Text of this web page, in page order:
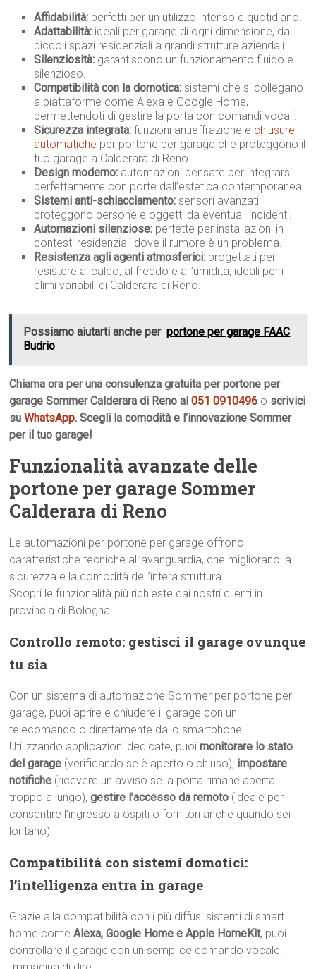
Affidabilità: perfetti per un utilizzo intenso e quotidiano.
Adattabilità: ideali per garage di ogni dimensione, da
piccoli spazi residenziali a grandi strutture aziendali.
Silenziosità: garantiscono un funzionamento fluido e
silenzioso.
Compatibilità con la domotica: sistemi che si collegano
a piattaforme come Alexa e Google Home,
permettendoti di gestire la porta con comandi vocali.
Sicurezza integrata: funzioni antieffrazione e chiusure
automatiche per portone per garage che proteggono il
tuo garage a Calderara di Reno.
Design moderno: automazioni pensate per integrarsi
perfettamente con porte dall’estetica contemporanea.
Sistemi anti-schiacciamento: sensori avanzati
proteggono persone e oggetti da eventuali incidenti.
Automazioni silenziose: perfette per installazioni in
contesti residenziali dove il rumore è un problema.
Resistenza agli agenti atmosferici: progettati per
resistere al caldo, al freddo e all’umidità, ideali per i
climi variabili di Calderara di Reno.
Possiamo aiutarti anche per portone per garage FAAC
Budrio
Chiama ora per una consulenza gratuita per portone per
garage Sommer Calderara di Reno al051 0910496 o scrivici
suWhatsApp. Scegli la comodità e l’innovazione Sommer
per il tuo garage!
Funzionalità avanzate delle
portone per garage Sommer
Calderara di Reno
Le automazioni per portone per garage offrono
caratteristiche tecniche all’avanguardia, che migliorano la
sicurezza e la comodità dell’intera struttura.
Scopri le funzionalità più richieste dai nostri clienti in
provincia di Bologna.
Controllo remoto: gestisci il garage ovunque
tu sia
Con un sistema di automazione Sommer per portone per
garage, puoi aprire e chiudere il garage con un
telecomando o direttamente dallo smartphone.
Utilizzando applicazioni dedicate, puoimonitorare lo stato
del garage (verificando se è aperto o chiuso), impostare
notifiche (ricevere un avviso se la porta rimane aperta
troppo a lungo),gestire l’accesso da remoto (ideale per
consentire l’ingresso a ospiti o fornitori anche quando sei
lontano).
Compatibilità con sistemi domotici:
l’intelligenza entra in garage
Grazie alla compatibilità con i più diffusi sistemi di smart
home comeAlexa, Google Home e Apple HomeKit, puoi
controllare il garage con un semplice comando vocale.